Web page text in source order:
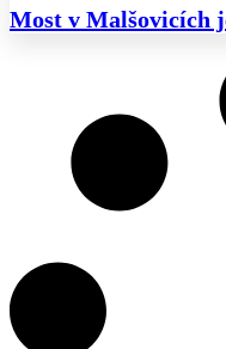
Most v Malšovicích